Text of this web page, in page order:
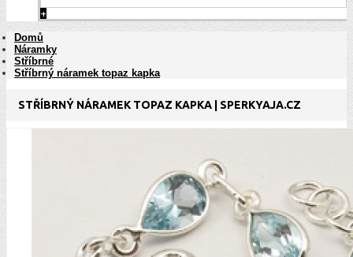
+
Domů
Náramky
Stříbrné
Stříbrný náramek topaz kapka
STŘÍBRNÝ NÁRAMEK TOPAZ KAPKA | SPERKYAJA.CZ